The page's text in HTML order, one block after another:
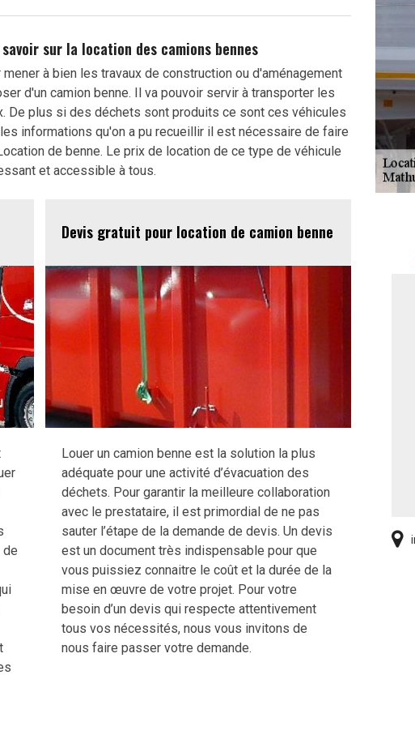
sur la location des camions bennes
à bien les travaux de construction ou d'aménagement
d'un camion benne. Il va pouvoir servir à transporter les
De plus si des déchets sont produits ce sont ces véhicules
informations qu'on a pu recueillir il est nécessaire de faire
de benne. Le prix de location de ce type de véhicule
et accessible à tous.
de
Devis gratuit pour location de camion benne
Louer un camion benne est la solution la plus
adéquate pour une activité d’évacuation des
déchets. Pour garantir la meilleure collaboration
avec le prestataire, il est primordial de ne pas
sauter l’étape de la demande de devis. Un devis
est un document très indispensable pour que
vous puissiez connaitre le coût et la durée de la
mise en œuvre de votre projet. Pour votre
besoin d’un devis qui respecte attentivement
tous vos nécessités, nous vous invitons de
nous faire passer votre demande.